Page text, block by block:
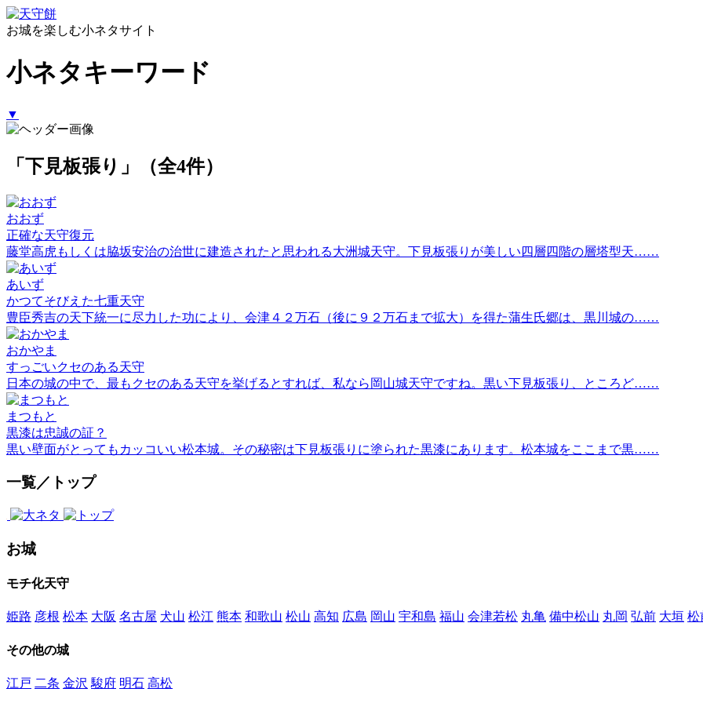
お城を楽しむ小ネタサイト
小ネタキーワード
▼
「下見板張り」（全4件）
おおず
正確な天守復元
藤堂高虎もしくは脇坂安治の治世に建造されたと思われる大洲城天守。下見板張りが美しい四層四階の層塔型天……
あいず
かつてそびえた七重天守
豊臣秀吉の天下統一に尽力した功により、会津４２万石（後に９２万石まで拡大）を得た蒲生氏郷は、黒川城の……
おかやま
すっごいクセのある天守
日本の城の中で、最もクセのある天守を挙げるとすれば、私なら岡山城天守ですね。黒い下見板張り、ところど……
まつもと
黒漆は忠誠の証？
黒い壁面がとってもカッコいい松本城。その秘密は下見板張りに塗られた黒漆にあります。松本城をここまで黒……
一覧／トップ
お城
モチ化天守
姫路 彦根 松本 大阪 名古屋 犬山 松江 熊本 和歌山 松山 高知 広島 岡山 宇和島 福山 会津若松 丸亀 備中松山 丸岡 弘前 大垣 松
その他の城
江戸 二条 金沢 駿府 明石 高松